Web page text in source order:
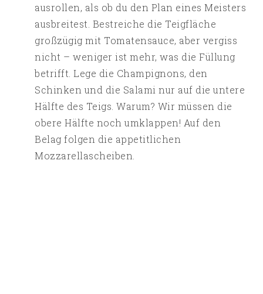
ausrollen, als ob du den Plan eines Meisters
ausbreitest. Bestreiche die Teigfläche
großzügig mit Tomatensauce, aber vergiss
nicht – weniger ist mehr, was die Füllung
betrifft. Lege die Champignons, den
Schinken und die Salami nur auf die untere
Hälfte des Teigs. Warum? Wir müssen die
obere Hälfte noch umklappen! Auf den
Belag folgen die appetitlichen
Mozzarellascheiben.